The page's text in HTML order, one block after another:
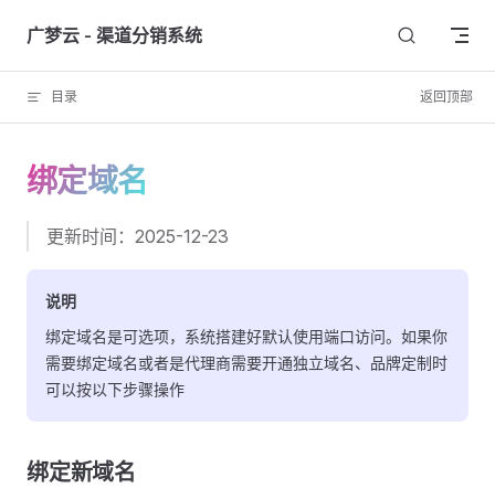
Skip to content
广梦云 - 渠道分销系统
目录 返回顶部
绑定域名
更新时间：2025-12-23
说明
绑定域名是可选项，系统搭建好默认使用端口访问。如果你
需要绑定域名或者是代理商需要开通独立域名、品牌定制时
可以按以下步骤操作
绑定新域名